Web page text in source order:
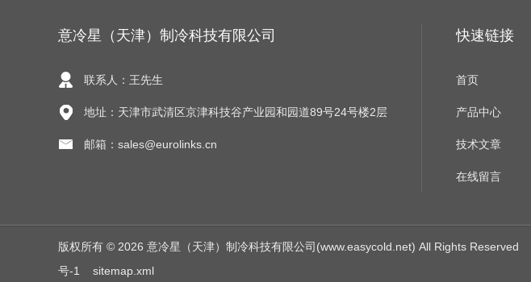
意冷星（天津）制冷科技有限公司
联系人：王先生
地址：天津市武清区京津科技谷产业园和园道89号24号楼2层
邮箱：sales@eurolinks.cn
快速链接
首页
产品中心
技术文章
在线留言
版权所有 © 2026 意冷星（天津）制冷科技有限公司(www.easycold.net) All Rights Reserved
号-1
sitemap.xml